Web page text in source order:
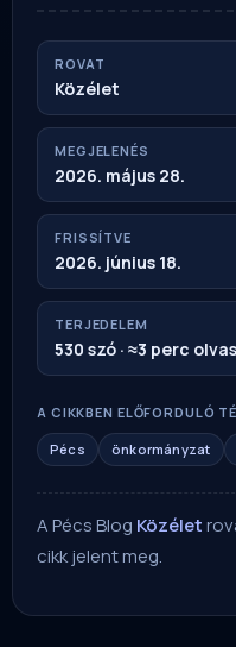
ROVAT
Közélet
MEGJELENÉS
2026. május 28.
FRISSÍTVE
2026. június 18.
TERJEDELEM
530 szó · ≈3 perc
A CIKKBEN ELŐFORDULÓ
Pécs önkormányzat
A Pécs Blog Közélet
cikk jelent meg.